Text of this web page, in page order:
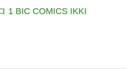
1 BIC COMICS IKKI